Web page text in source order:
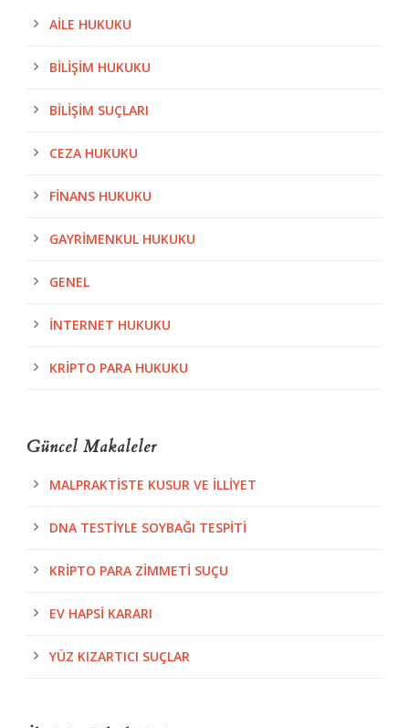
AILE HUKUKU
BILIŞIM HUKUKU
BILIŞIM SUÇLARI
CEZA HUKUKU
FINANS HUKUKU
GAYRIMENKUL HUKUKU
GENEL
İNTERNET HUKUKU
KRIPTO PARA HUKUKU
Güncel Makaleler
MALPRAKTISTE KUSUR VE İLLIYET
DNA TESTIYLE SOYBAĞI TESPITI
KRIPTO PARA ZIMMETI SUÇU
EV HAPSI KARARI
YÜZ KIZARTICI SUÇLAR